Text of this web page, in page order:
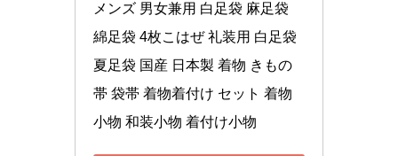
メンズ 男女兼用 白足袋 麻足袋
綿足袋 4枚こはぜ 礼装用 白足袋
夏足袋 国産 日本製 着物 きもの
帯 袋帯 着物着付け セット 着物
小物 和装小物 着付け小物